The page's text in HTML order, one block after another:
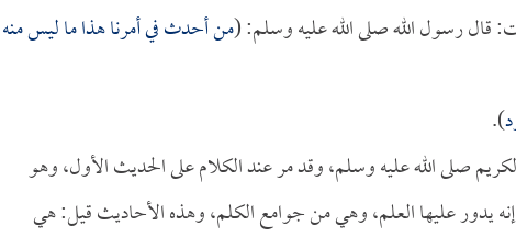
قال رسول الله صلى الله عليه وسلم: (من أحدث في أمرنا هذا ما ليس منه
).
صلى الله عليه وسلم، وقد مر عند الكلام على الحديث الأول، وهو
يدور عليها العلم، وهي من جوامع الكلم، وهذه الأحاديث قيل: هي